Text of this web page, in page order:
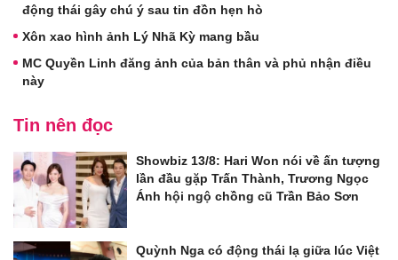
động thái gây chú ý sau tin đồn hẹn hò
Xôn xao hình ảnh Lý Nhã Kỳ mang bầu
MC Quyền Linh đăng ảnh của bản thân và phủ nhận điều
này
Tin nên đọc
Showbiz 13/8: Hari Won nói về ấn tượng
lần đầu gặp Trấn Thành, Trương Ngọc
Ánh hội ngộ chồng cũ Trần Bảo Sơn
Quỳnh Nga có động thái lạ giữa lúc Việt